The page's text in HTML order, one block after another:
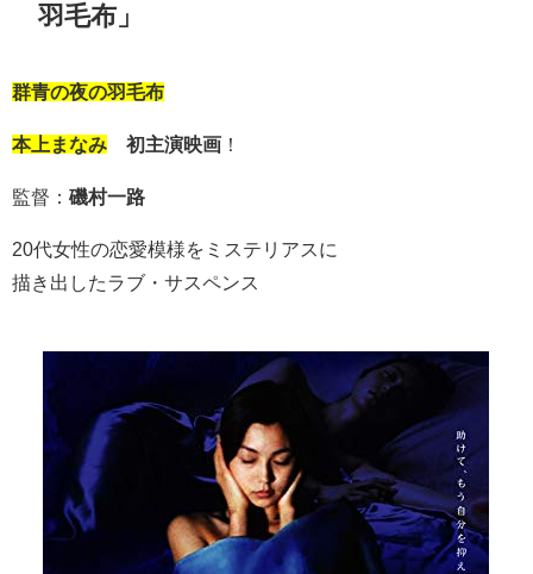
羽毛布」
群青の夜の羽毛布
本上まなみ 初主演映画 ！
監督： 磯村一路
20代女性の恋愛模様をミステリアスに
描き出したラブ・サスペンス